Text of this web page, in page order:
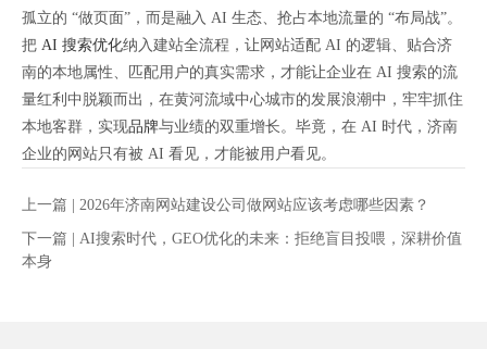
孤立的 “做页面”，而是融入 AI 生态、抢占本地流量的 “布局战”。
把 AI 搜索优化纳入建站全流程，让网站适配 AI 的逻辑、贴合济
南的本地属性、匹配用户的真实需求，才能让企业在 AI 搜索的流
量红利中脱颖而出，在黄河流域中心城市的发展浪潮中，牢牢抓住
本地客群，实现品牌与业绩的双重增长。毕竟，在 AI 时代，济南
企业的网站只有被 AI 看见，才能被用户看见。
上一篇 | 2026年济南网站建设公司做网站应该考虑哪些因素？
下一篇 | AI搜索时代，GEO优化的未来：拒绝盲目投喂，深耕价值
本身